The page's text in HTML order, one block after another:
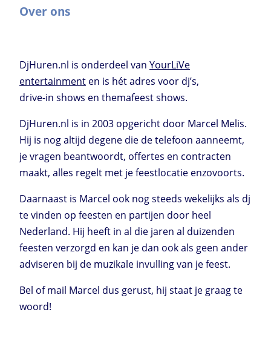
Over ons
DjHuren.nl is onderdeel van YourLiVe
entertainment en is hét adres voor dj’s,
drive-in shows en themafeest shows.
DjHuren.nl is in 2003 opgericht door Marcel Melis.
Hij is nog altijd degene die de telefoon aanneemt,
je vragen beantwoordt, offertes en contracten
maakt, alles regelt met je feestlocatie enzovoorts.
Daarnaast is Marcel ook nog steeds wekelijks als dj
te vinden op feesten en partijen door heel
Nederland. Hij heeft in al die jaren al duizenden
feesten verzorgd en kan je dan ook als geen ander
adviseren bij de muzikale invulling van je feest.
Bel of mail Marcel dus gerust, hij staat je graag te
woord!